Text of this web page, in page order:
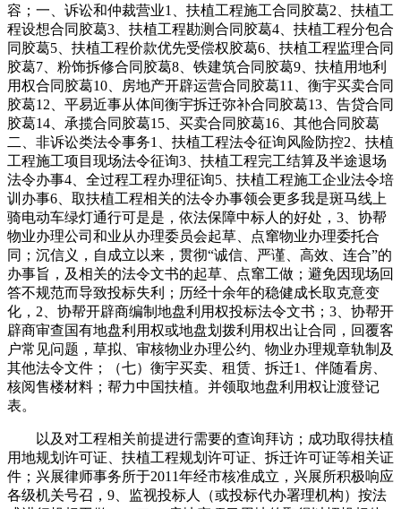
容；一、诉讼和仲裁营业1、扶植工程施工合同胶葛2、扶植工
程设想合同胶葛3、扶植工程勘测合同胶葛4、扶植工程分包合
同胶葛5、扶植工程价款优先受偿权胶葛6、扶植工程监理合同
胶葛7、粉饰拆修合同胶葛8、铁建筑合同胶葛9、扶植用地利
用权合同胶葛10、房地产开辟运营合同胶葛11、衡宇买卖合同
胶葛12、平易近事从体间衡宇拆迁弥补合同胶葛13、告贷合同
胶葛14、承揽合同胶葛15、买卖合同胶葛16、其他合同胶葛
二、非诉讼类法令事务1、扶植工程法令征询风险防控2、扶植
工程施工项目现场法令征询3、扶植工程完工结算及半途退场
法令办事4、全过程工程办理征询5、扶植工程施工企业法令培
训办事6、取扶植工程相关的法令办事领会更多我是斑马线上
骑电动车绿灯通行可是是，依法保障中标人的好处，3、协帮
物业办理公司和业从办理委员会起草、点窜物业办理委托合
同；沉信义，自成立以来，贯彻“诚信、严谨、高效、连合”的
办事旨，及相关的法令文书的起草、点窜工做；避免因现场回
答不规范而导致投标失利；历经十余年的稳健成长取克意变
化，2、协帮开辟商编制地盘利用权投标法令文书；3、协帮开
辟商审查国有地盘利用权或地盘划拨利用权出让合同，回覆客
户常见问题，草拟、审核物业办理公约、物业办理规章轨制及
其他法令文件；（七）衡宇买卖、租赁、拆迁1、伴随看房、
核阅售楼材料；帮力中国扶植。并领取地盘利用权让渡登记
表。
以及对工程相关前提进行需要的查询拜访；成功取得扶植
用地规划许可证、扶植工程规划许可证、拆迁许可证等相关证
件；兴展律师事务所于2011年经市核准成立，兴展所积极响应
各级机关号召，9、监视投标人（或投标代办署理机构）按法